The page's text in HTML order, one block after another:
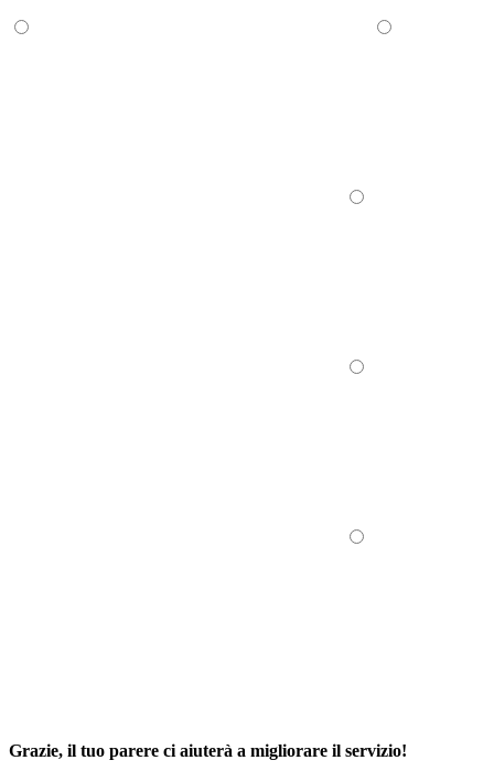
Grazie, il tuo parere ci aiuterà a migliorare il servizio!